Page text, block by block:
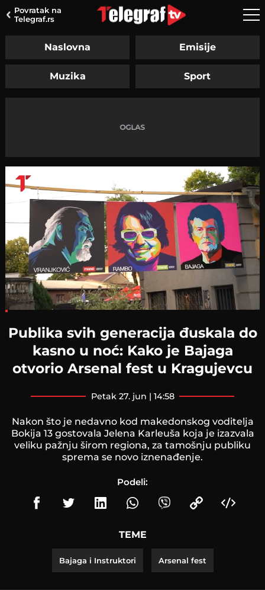
Povratak na
Telegraf.rs
Naslovna Emisije
Muzika Sport
Publika svih generacija đuskala do
kasno u noć: Kako je Bajaga
otvorio Arsenal fest u Kragujevcu
petak 27. jun | 14:58
Nakon što je nedavno kod makedonskog voditelja
Bokija 13 gostovala Jelena Karleuša koja je izazvala
veliku pažnju širom regiona, za tamošnju publiku
sprema se novo iznenađenje.
Podeli:
TEME
Bajaga i Instruktori Arsenal fest